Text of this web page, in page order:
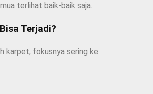
terlihat baik-baik saja.
Terjadi?
karpet, fokusnya sering ke: